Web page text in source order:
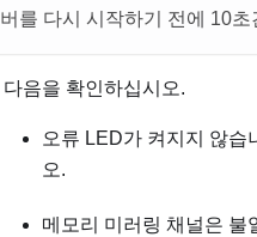
버를 다시 시작하기 전에 10
다음을 확인하십시오.
오류 LED가 켜지지 않습
오.
메모리 미러링 채널은 불